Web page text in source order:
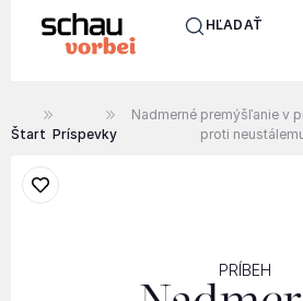
HĽADAŤ
Štart Príspevky
Nadmerné premýšľanie v
proti
PRÍBEH